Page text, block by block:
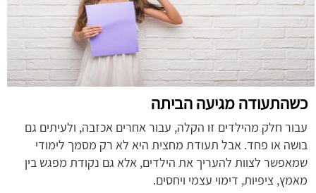
כשהתעודה מגיעה הביתה
עבור חלק מהילדים זו הקלה, עבור אחרים אכזבה, ולעיתים גם
בושה או פחד. אבל תעודת מחצית היא לא רק מסמך לימודי
שמאפשר לצוות להעריך את הילדים, אלא גם נקודת מפגש בין
מאמץ, ציפיות, דימוי עצמי ויחסים.